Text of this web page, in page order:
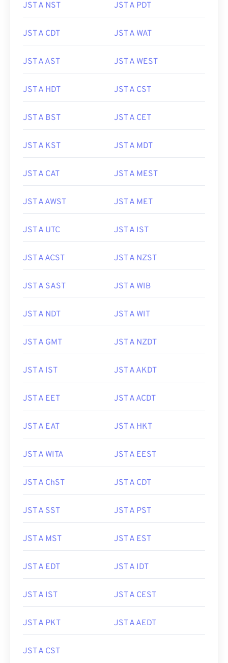
JST A NST JST A PDT
JST A CDT JST A WAT
JST A AST JST A WEST
JST A HDT JST A CST
JST A BST JST A CET
JST A KST JST A MDT
JST A CAT JST A MEST
JST A AWST JST A MET
JST A UTC JST A IST
JST A ACST JST A NZST
JST A SAST JST A WIB
JST A NDT JST A WIT
JST A GMT JST A NZDT
JST A IST JST A AKDT
JST A EET JST A ACDT
JST A EAT JST A HKT
JST A WITA JST A EEST
JST A ChST JST A CDT
JST A SST JST A PST
JST A MST JST A EST
JST A EDT JST A IDT
JST A IST JST A CEST
JST A PKT JST A AEDT
JST A CST